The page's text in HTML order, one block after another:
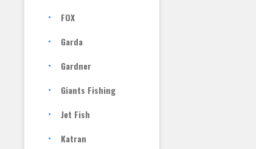
FOX
Garda
Gardner
Giants Fishing
Jet Fish
Katran